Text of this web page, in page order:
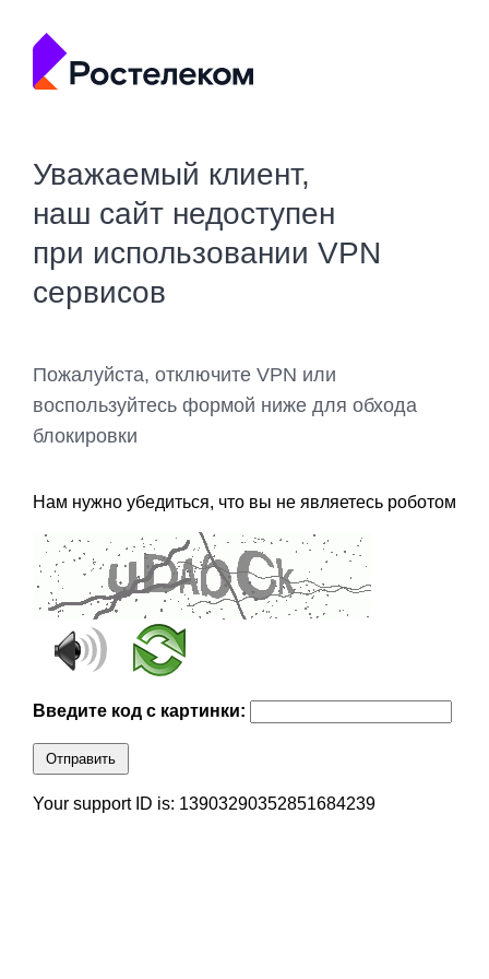
Уважаемый клиент,
наш сайт недоступен
при использовании VPN
сервисов
Пожалуйста, отключите VPN или
воспользуйтесь формой ниже для обхода
блокировки
Нам нужно убедиться, что вы не являетесь роботом
Введите код с картинки:
Отправить
Your support ID is: 13903290352851684239